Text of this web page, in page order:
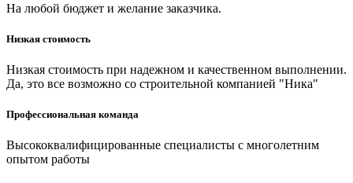
На любой бюджет и желание заказчика.
Низкая стоимость
Низкая стоимость при надежном и качественном выполнении.
Да, это все возможно со строительной компанией "Ника"
Профессиональная команда
Высококвалифицированные специалисты с многолетним
опытом работы